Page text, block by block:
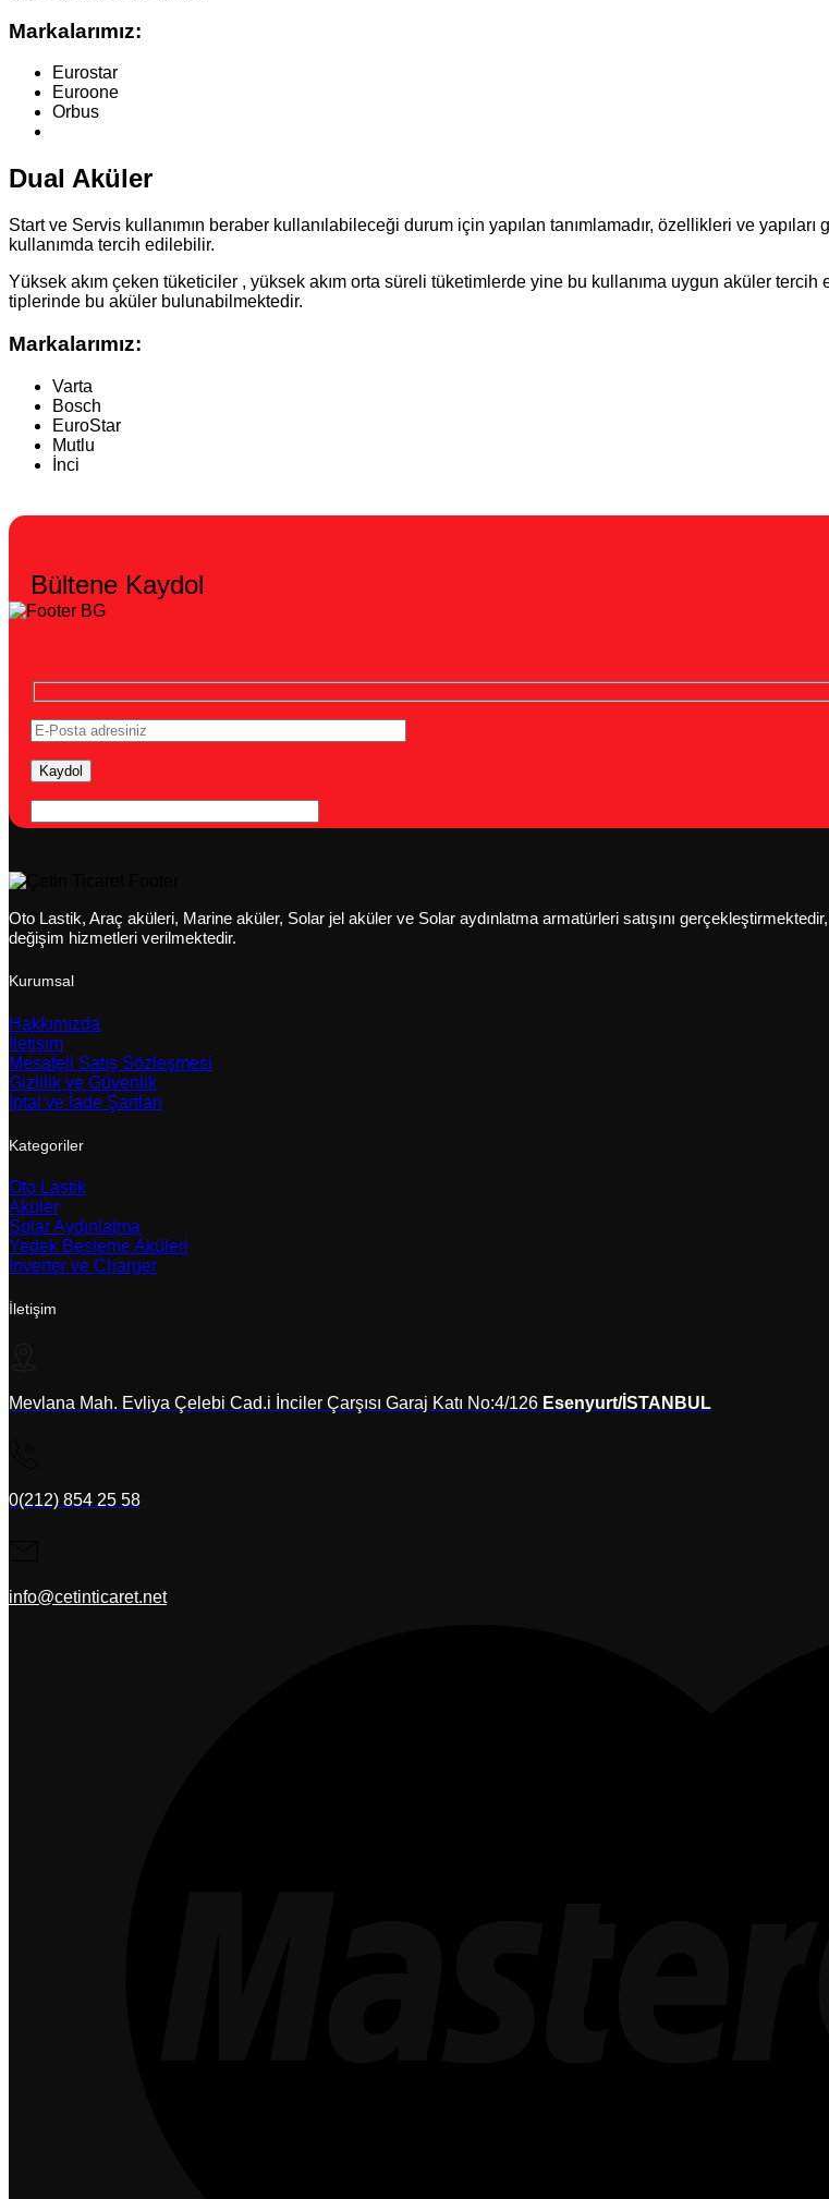
Markalarımız:
Eurostar
Euroone
Orbus
Dual Aküler
Start ve Servis kullanımın beraber kullanılabileceği durum için yapılan tanımlamadır, özellikleri ve
kullanımda tercih edilebilir.
Yüksek akım çeken tüketiciler , yüksek akım orta süreli tüketimlerde yine bu kullanıma uygun aküler
tiplerinde bu aküler bulunabilmektedir.
Markalarımız:
Varta
Bosch
EuroStar
Mutlu
İnci
Bültene Kaydol
Oto Lastik, Araç aküleri, Marine aküler, Solar jel aküler ve Solar aydınlatma armatürleri satışını
değişim hizmetleri verilmektedir.
Kurumsal
Hakkımızda
İletişim
Mesafeli Satış Sözleşmesi
Gizlilik ve Güvenlik
İptal ve İade Şartları
Kategoriler
Oto Lastik
Aküler
Solar Aydınlatma
Yedek Besleme Aküleri
İnverter ve Charger
İletişim
Mevlana Mah. Evliya Çelebi Cad.i İnciler Çarşısı Garaj Katı No:4/126 Esenyurt/İSTANBUL
0(212) 854 25 58
info@cetinticaret.net